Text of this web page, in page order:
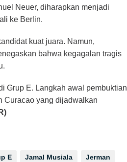
Neuer, diharapkan menjadi
ke Berlin.
kuat juara. Namun,
bahwa kegagalan tragis
Grup E. Langkah awal pembuktian
Curacao yang dijadwalkan
E Jamal Musiala Jerman